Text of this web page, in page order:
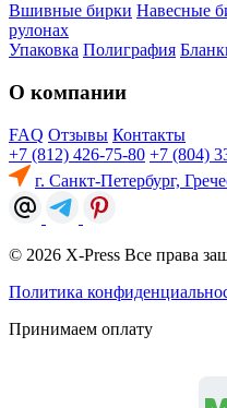
Вшивные бирки Навесные
рулонах
Упаковка Полиграфия
О компании
FAQ Отзывы Контакты
+7 (812) 426-75-80 +7 (804)
г. Санкт-Петербург,
© 2026 X-Press Все права
Политика
Принимаем оплату